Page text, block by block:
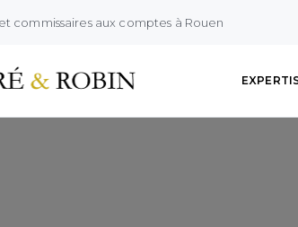
commissaires aux comptes à Rouen